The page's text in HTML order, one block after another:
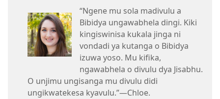
“Ngene mu sola madivulu a
Bibidya ungawabhela dingi. Kiki
kingiswinisa kukala jinga ni
vondadi ya kutanga o Bibidya
izuwa yoso. Mu kifika,
ngawabhela o divulu dya Jisabhu.
O unjimu ungisanga mu divulu didi
ungikwatekesa kyavulu.”—Chloe.